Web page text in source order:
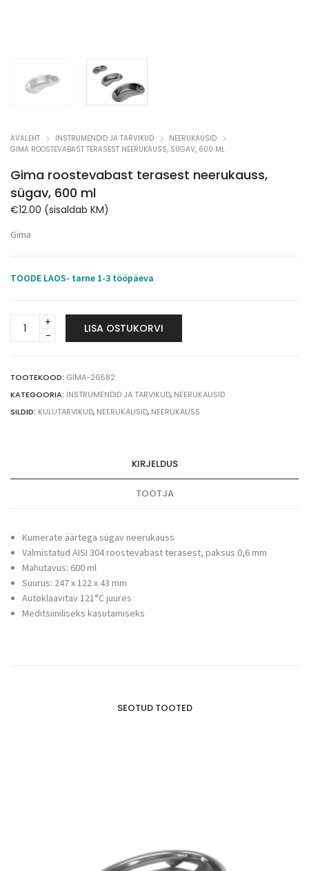
AVALEHT INSTRUMENDID JA TARVIKUD
NEERUKAUSID
GIMA ROOSTEVABAST TERASEST NEERUKAUSS, SÜGAV, 600 ML
Gima roostevabast terasest neerukauss,
sügav, 600 ml
€12.00 (sisaldab KM)
Gima
TOODE LAOS- tarne 1-3 tööpäeva
roostevabast
sügav,
600
ml
LISA OSTUKORVI
TOOTEKOOD: GIMA-26582
KATEGOORIA: INSTRUMENDID JA TARVIKUD, NEERUKAUSID
SILDID: KULUTARVIKUD, NEERUKAUSID, NEERUKAUSS
KIRJELDUS
TOOTJA
Kumerate äärtega sügav neerukauss
Valmistatud AISI 304 roostevabast terasest, paksus 0,6 mm
Mahutavus: 600 ml
Suurus: 247 x 122 x 43 mm
Autoklaavitav 121°C juures
Meditsiiniliseks kasutamiseks
SEOTUD TOOTED